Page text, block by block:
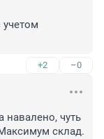
учетом
+2 –0
навалено, чуть
склад.